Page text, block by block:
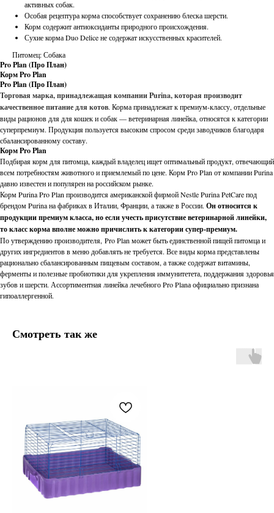
активных собак.
Особая рецептура корма способствует сохранению блеска шерсти.
Корм содержит антиоксиданты природного происхождения.
Сухие корма Duo Delice не содержат искусственных красителей.
Питомец: Собака
Pro Plan (Про План)
Корм Pro Plan
Pro Plan (Про План)
Торговая марка, принадлежащая компании Purina, которая производит
качественное питание для котов. Корма принадлежат к премиум-классу, отдельные
виды рационов для для кошек и собак — ветеринарная линейка, относятся к категории
суперпремиум. Продукция пользуется высоким спросом среди заводчиков благодаря
сбалансированному составу.
Корм Pro Plan
Подбирая корм для питомца, каждый владелец ищет оптимальный продукт, отвечающий
всем потребностям животного и приемлемый по цене. Корм Pro Plan от компании Purina
давно известен и популярен на российском рынке.
Корм Purina Pro Plan производится американской фирмой Nestle Purina PetCare под
брендом Purina на фабриках в Италии, Франции, а также в России. Он относится к
продукции премиум класса, но если учесть присутствие ветеринарной линейки,
то класс корма вполне можно причислить к категории супер-премиум.
По утверждению производителя, Pro Plan может быть единственной пищей питомца и
других ингредиентов в меню добавлять не требуется. Все виды корма представлены
рационально сбалансированным пищевым составом, а также содержат витамины,
ферменты и полезные пробиотики для укрепления иммунитетета, поддержания здоровья
зубов и шерсти. Ассортиментная линейка лечебного Pro Planа официально признана
гипоаллергенной.
Смотреть так же